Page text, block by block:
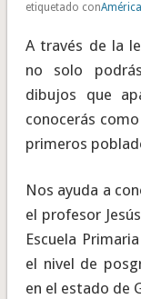
etiquetado conAmérica
A través de la
no solo
dibujos que
conocerás
primeros
Nos ayuda a
el profesor
Escuela
el nivel de
en el estado de